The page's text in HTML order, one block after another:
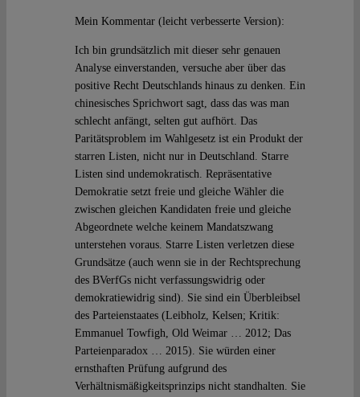
Mein Kommentar (leicht verbesserte Version):
Ich bin grundsätzlich mit dieser sehr genauen
Analyse einverstanden, versuche aber über das
positive Recht Deutschlands hinaus zu denken. Ein
chinesisches Sprichwort sagt, dass das was man
schlecht anfängt, selten gut aufhört. Das
Paritätsproblem im Wahlgesetz ist ein Produkt der
starren Listen, nicht nur in Deutschland. Starre
Listen sind undemokratisch. Repräsentative
Demokratie setzt freie und gleiche Wähler die
zwischen gleichen Kandidaten freie und gleiche
Abgeordnete welche keinem Mandatszwang
unterstehen voraus. Starre Listen verletzen diese
Grundsätze (auch wenn sie in der Rechtsprechung
des BVerfGs nicht verfassungswidrig oder
demokratiewidrig sind). Sie sind ein Überbleibsel
des Parteienstaates (Leibholz, Kelsen; Kritik:
Emmanuel Towfigh, Old Weimar … 2012; Das
Parteienparadox … 2015). Sie würden einer
ernsthaften Prüfung aufgrund des
Verhältnismäßigkeitsprinzips nicht standhalten. Sie